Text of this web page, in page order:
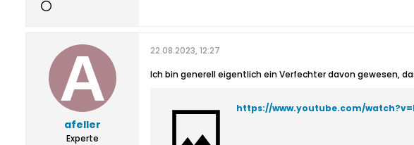
afeller
Experte
22.08.2023, 12:27
Ich bin generell eigentlich ein Verfechter davon gewesen,
https://www.youtube.com/